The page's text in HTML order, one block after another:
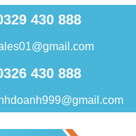
430 888
430 888